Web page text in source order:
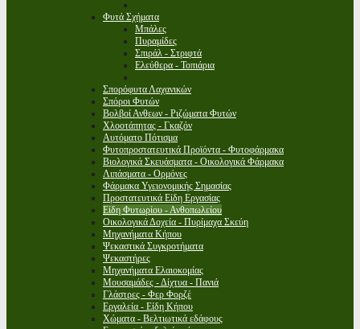
Φυτά Σχήματα
Μπάλες
Πυραμίδες
Σπιράλ - Στριφτά
Ελεύθερα - Τοπιάρια
Σπορόφυτα Λαχανικών
Σπόροι Φυτών
Βολβοί Ανθεων - Ριζώματα Φυτών
Χλοοτάπητας - Γκαζόν
Αυτόματο Πότισμα
Φυτοπροστατευτικά Προϊόντα - Φυτοφάρμακα
Βιολογικά Σκευάσματα - Οικολογικά Φάρμακα
Λιπάσματα - Ορμόνες
Φάρμακα Υγειονομικής Σημασίας
Προστατευτικά Είδη Εργασίας
Είδη Φυτωρίου - Ανθοπωλείου
Οικολογικά Δοχεία - Πυρίμαχα Σκεύη
Μηχανήματα Κήπου
Ψεκαστικά Συγκροτήματα
Ψεκαστήρες
Μηχανήματα Ελαιοκομίας
Μουσαμάδες - Δίχτυα - Πανιά
Γλάστρες - Φερ Φορζέ
Εργαλεία - Είδη Κήπου
Χώματα - Βελτιωτικά εδάφους